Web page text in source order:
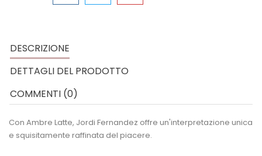
DESCRIZIONE
DETTAGLI DEL PRODOTTO
COMMENTI (0)
Con Ambre Latte, Jordi Fernandez offre un'interpretazione unica
e squisitamente raffinata del piacere.